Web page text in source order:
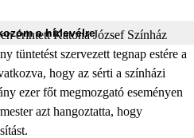
a hírlevélre
érintett Katona József Színház
tüntetést szervezett tegnap estére a
hogy az sérti a színházi
ezer főt megmozgató eseményen
azt hangoztatta, hogy